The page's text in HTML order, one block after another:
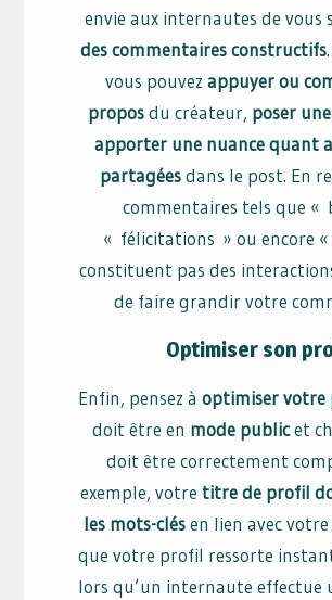
envie aux internautes de vous
des commentaires constructifs
vous pouvezappuyer ou
proposdu créateur, poser
apporter une nuance quant
partagéesdans le post. En
commentaires tels que «
« félicitations » ou encore
constituent pas des
de faire grandir votre
Optimiser son
Enfin, pensez àoptimiser
doit être en mode publicet
doit être correctement
exemple, votre titre de profil
les mots-clésen lien avec
que votre profil ressorte
lors qu’un internaute effectue